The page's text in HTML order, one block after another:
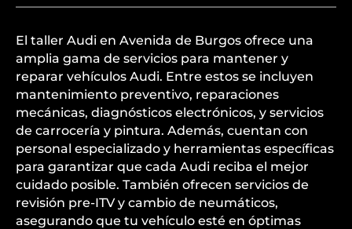
El taller Audi en Avenida de Burgos ofrece una
amplia gama de servicios para mantener y
reparar vehículos Audi. Entre estos se incluyen
mantenimiento preventivo, reparaciones
mecánicas, diagnósticos electrónicos, y servicios
de carrocería y pintura. Además, cuentan con
personal especializado y herramientas específicas
para garantizar que cada Audi reciba el mejor
cuidado posible. También ofrecen servicios de
revisión pre-ITV y cambio de neumáticos,
asegurando que tu vehículo esté en óptimas